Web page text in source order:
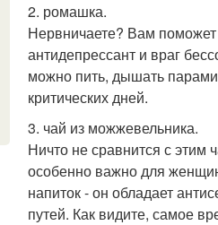
2. ромашка.
Нервничаете? Вам
антидепрессант и враг
можно пить, дышать парами
критических дней.
3. чай из можжевельника.
Ничто не сравнится с этим
особенно важно для
напиток - он обладает
путей. Как видите, самое